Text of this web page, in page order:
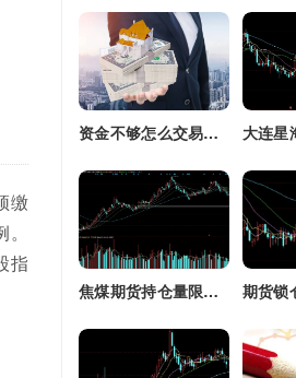
缴
指
资金不够怎么交易股指期货(资金不够怎么交易股指期货呢)
焦煤期货持仓量限额(焦煤期货持仓量限额是多少)